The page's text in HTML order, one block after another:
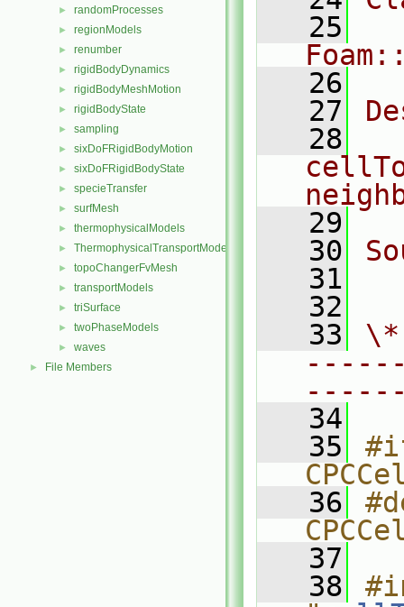
► randomProcesses
► regionModels
► renumber
► rigidBodyDynamics
► rigidBodyMeshMotion
► rigidBodyState
► sampling
► sixDoFRigidBodyMotion
► sixDoFRigidBodyState
► specieTransfer
► surfMesh
► thermophysicalModels
► ThermophysicalTransportModels
► topoChangerFvMesh
► transportModels
► triSurface
► twoPhaseModels
► waves
► File Members
   25
   26
   27
   28
   29
   30
   31
   32
   33
   34
   35
   36
   37
   38